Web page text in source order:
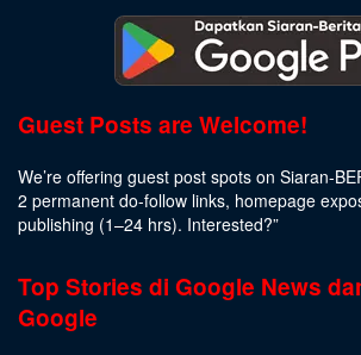
Guest Posts are Welcome!
We’re offering guest post spots on Siaran-
2 permanent do-follow links, homepage
publishing (1–24 hrs). Interested?”
Top Stories di Google News
Google